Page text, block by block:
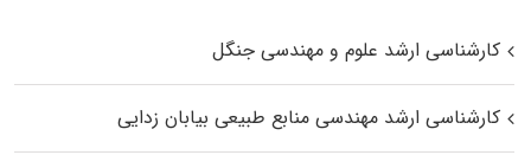
کارشناسی ارشد علوم و مهندسی جنگل
کارشناسی ارشد مهندسی منابع طبیعی بیابان زدایی